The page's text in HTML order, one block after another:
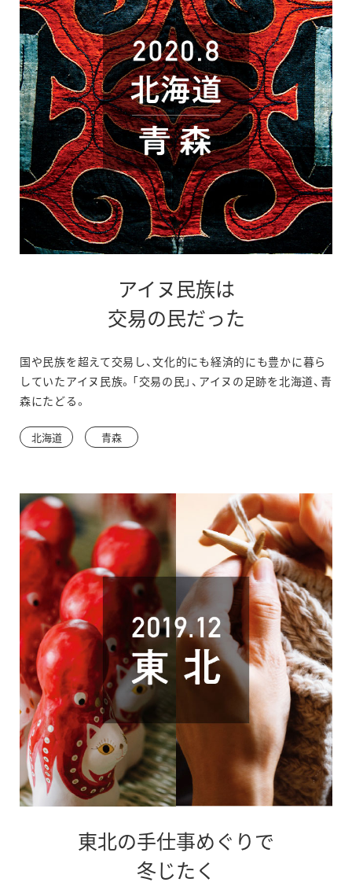
す
アイヌ民族は
交易の民だった
国や民族を超えて交易し、文化的にも経済的にも豊かに暮ら
していたアイヌ民族。「交易の民」、アイヌの足跡を北海道、青
森にたどる。
北海道 青森
東北の手仕事めぐりで
冬じたく